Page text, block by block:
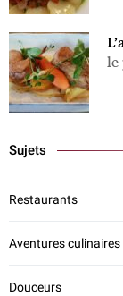
le
Sujets
Restaurants
Aventures culinaires
Douceurs